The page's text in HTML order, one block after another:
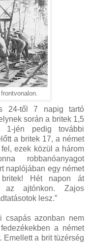
24-től 7 napig tartó
során a britek 1,5
1-jén pedig további
a britek 17, a német
ezek közül a három
robbanóanyagot
naplójában egy német
britek! Hét napon át
az ajtónkon. Zajos
lesz.”
csapás azonban nem
a német
Emellett a brit tüzérség